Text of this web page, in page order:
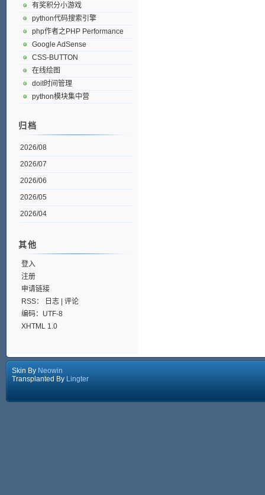
有奖积分小游戏
python代码搜索引擎
php作者之PHP Performance
Google AdSense
CSS-BUTTON
在线绘图
doit时间管理
python模块集中营
归档
2026/08
2026/07
2026/06
2026/05
2026/04
其他
登入
注册
申请链接
RSS：
日志| 评论
编码：UTF-8
XHTML 1.0
Skin By Neowin
Transplanted By Lingter